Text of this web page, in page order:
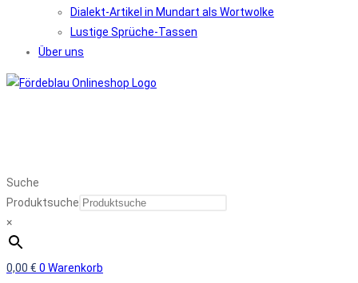
Dialekt-Artikel in Mundart als Wortwolke
Lustige Sprüche-Tassen
Über uns
Suche
Produktsuche
×
0,00 € 0 Warenkorb